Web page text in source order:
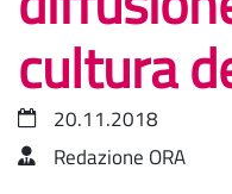
cultura
20.11.2018
Redazione ORA